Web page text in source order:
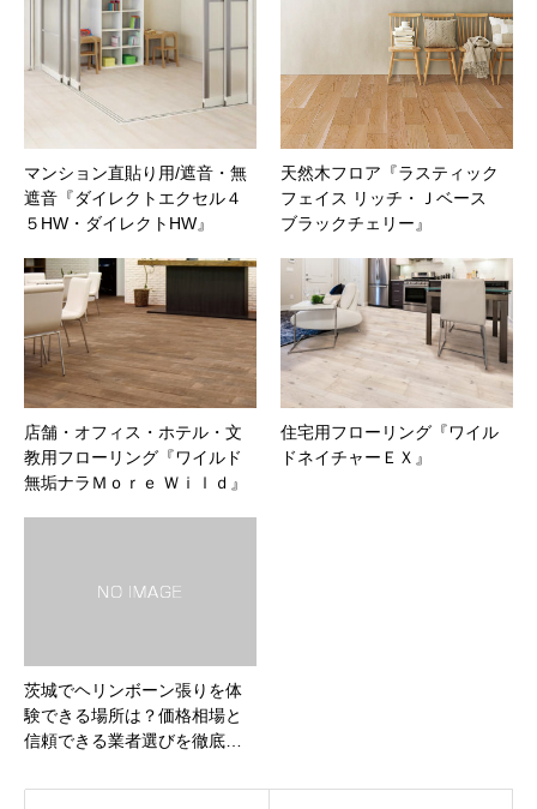
マンション直貼り用/遮音・無
遮音『ダイレクトエクセル４
５HW・ダイレクトHW』
天然木フロア『ラスティック
フェイス リッチ・Ｊベース
ブラックチェリー』
店舗・オフィス・ホテル・文
教用フローリング『ワイルド
無垢ナラＭｏｒｅ Ｗｉｌｄ』
住宅用フローリング『ワイル
ドネイチャーＥＸ』
茨城でヘリンボーン張りを体
験できる場所は？価格相場と
信頼できる業者選びを徹底…